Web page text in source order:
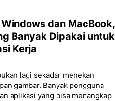
dan MacBook,
Banyak Dipakai untuk
Kerja
lagi sekadar menekan
gambar. Banyak pengguna
aplikasi yang bisa menangkap